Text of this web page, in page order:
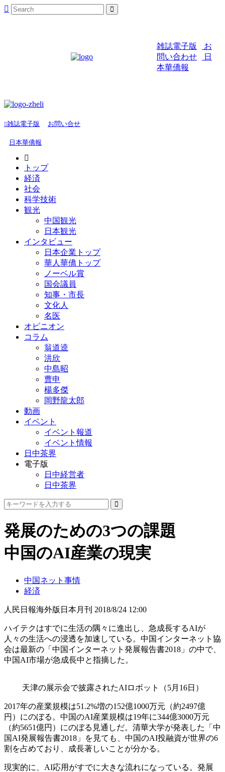
雑誌電子版
お
問い合わせ
日
本華僑報
雑誌電子版 お問い合せ
日本華僑報
トップ
経済
社会
科学技術
観光
中国観光
日本観光
インタビュー
日本企業トップ
華人華僑トップ
ノーベル賞
国会議員
知事・市長
文化人
名医
オピニオン
コラム
翁道逵
洪欣
中島昭
曹申
楊多傑
岡野龍太郎
動画
イベント
イベント報道
イベント情報
日中茶界
電子版
日中経営者
日中茶界
発展のための3つの課題
中国のAI産業の現実
中国ネット事情
経済
人民日報海外版日本月刊 2018/8/24 12:00
ハイテクはすでに生活の隅々に進出し、急成長するAIが
人々の生活への浸透を加速している。中国インターネット協
会は最新の「中国インターネット発展報告書2018」の中で、
中国AI市場が急成長中と指摘した。
天津の展示会で披露されたAIロボット（5月16日）
2017年の産業規模は51.2%増の152億1000万元（約2497億
円）にのぼる。中国のAI産業規模は19年に344億3000万元
（約5651億円）にのぼる見通しだ。清華大学が発表した「中
国AI発展報告書2018」を見ても、中国のAI投融資が世界の6
割を占めており、成長著しいことが分かる。
現実的に、AI応用がすでに大きな流れになっている。発展